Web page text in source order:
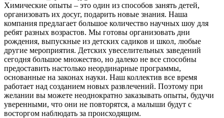
Химические опыты – это один из способов занять детей,
организовать их досуг, подарить новые знания. Наша
компания предлагает большое количество научных шоу для
ребят разных возрастов. Мы готовы организовать дни
рождения, выпускные из детских садиков и школ, любые
другие мероприятия. Детских увеселительных заведений
сегодня большое множество, но далеко не все способны
предоставить настолько неординарные программы,
основанные на законах науки. Наш коллектив все время
работает над созданием новых развлечений. Поэтому при
желании вы можете неоднократно заказывать опыты, будучи
уверенными, что они не повторятся, а малыши будут с
восторгом наблюдать за происходящим.